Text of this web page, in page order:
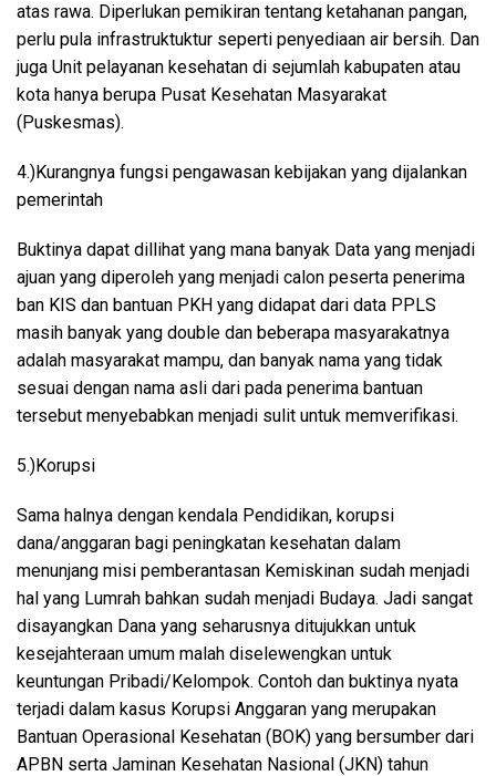
atas rawa. Diperlukan pemikiran tentang ketahanan pangan,
perlu pula infrastruktuktur seperti penyediaan air bersih. Dan
juga Unit pelayanan kesehatan di sejumlah kabupaten atau
kota hanya berupa Pusat Kesehatan Masyarakat
(Puskesmas).
4.)Kurangnya fungsi pengawasan kebijakan yang dijalankan
pemerintah
Buktinya dapat dillihat yang mana banyak Data yang menjadi
ajuan yang diperoleh yang menjadi calon peserta penerima
ban KIS dan bantuan PKH yang didapat dari data PPLS
masih banyak yang double dan beberapa masyarakatnya
adalah masyarakat mampu, dan banyak nama yang tidak
sesuai dengan nama asli dari pada penerima bantuan
tersebut menyebabkan menjadi sulit untuk memverifikasi.
5.)Korupsi
Sama halnya dengan kendala Pendidikan, korupsi
dana/anggaran bagi peningkatan kesehatan dalam
menunjang misi pemberantasan Kemiskinan sudah menjadi
hal yang Lumrah bahkan sudah menjadi Budaya. Jadi sangat
disayangkan Dana yang seharusnya ditujukkan untuk
kesejahteraan umum malah diselewengkan untuk
keuntungan Pribadi/Kelompok. Contoh dan buktinya nyata
terjadi dalam kasus Korupsi Anggaran yang merupakan
Bantuan Operasional Kesehatan (BOK) yang bersumber dari
APBN serta Jaminan Kesehatan Nasional (JKN) tahun